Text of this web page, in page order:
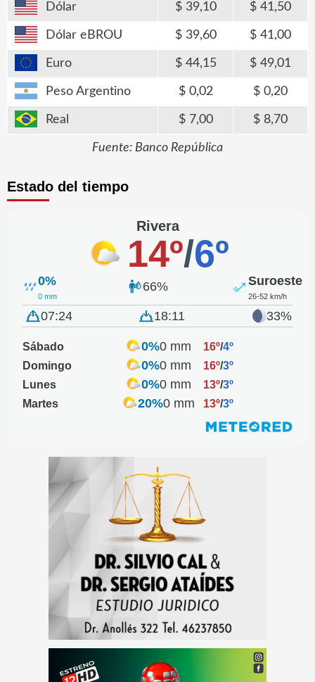
Dólar 39,10 41,50
Dólar eBROU 39,60 41,00
Euro 44,15 49,01
Peso Argentino 0,02 0,20
Real 7,00 8,70
Fuente: Banco República
Estado del tiempo
Rivera
14º/6º
0%
0 mm
66% Suroeste
26-52 km/h
07:24 18:11 33%
Sábado 0%0 mm 16º/4º
Domingo
0%0 mm 16º/3º
Lunes
0%0 mm 13º/3º
Martes
20%0 mm 13º/3º